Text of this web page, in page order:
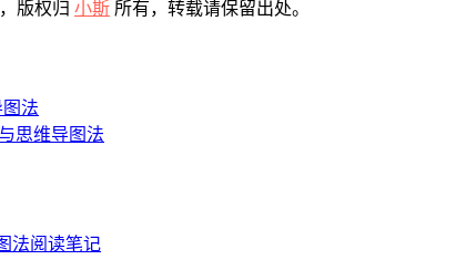
版权归 小斯 所有，转载请保留出处。
法
思维导图法
法阅读笔记